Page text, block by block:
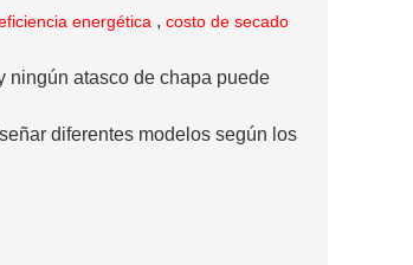
energética , costo de secado
ningún atasco de chapa puede
diferentes modelos según los